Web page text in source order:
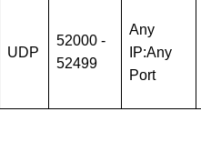
UDP
52000 -
52499
Any
IP:Any
Port